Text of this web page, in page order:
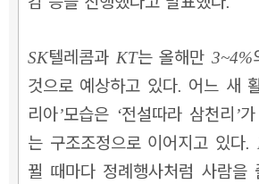
SK텔레콤과 KT는 올해만 3~4%
것으로 예상하고 있다. 어느 새
리아’모습은 ‘전설따라 삼천리 ’
는 구조조정으로 이어지고 있다.
뀔 때마다 정례행사처럼 사람을